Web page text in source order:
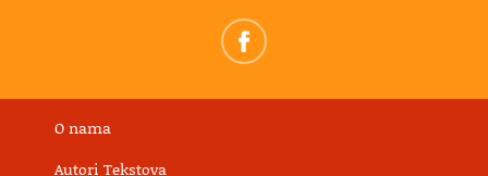
O nama
Autori Tekstova